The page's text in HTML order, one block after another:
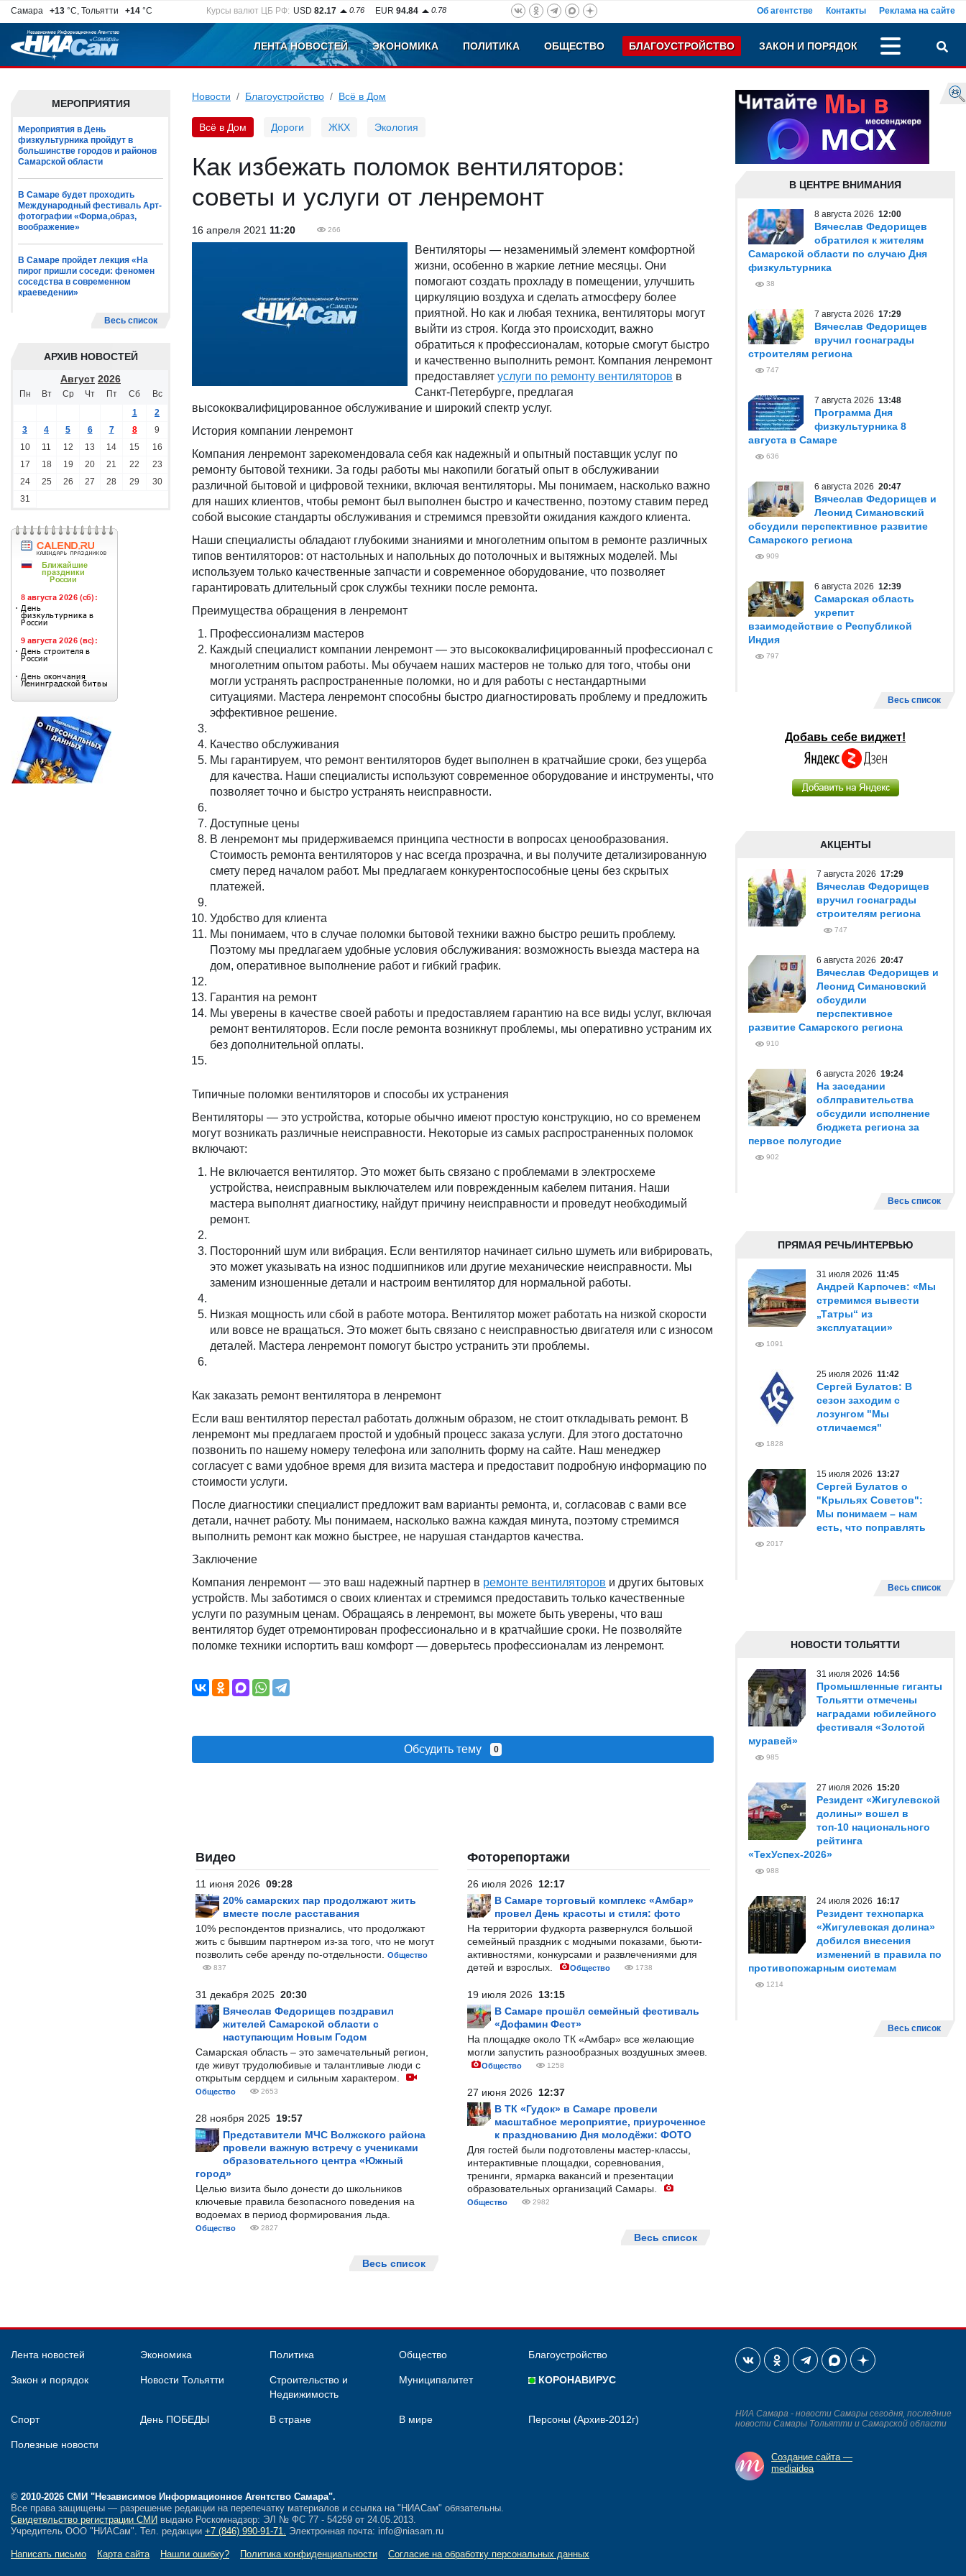
Самара +13 °C, Тольятти +14 °C Курсы валют ЦБ РФ: USD 82.17 0.76 EUR 94.84 0.78 Об агентстве Контакты Реклама на сайте
ЛЕНТА НОВОСТЕЙ ЭКОНОМИКА ПОЛИТИКА ОБЩЕСТВО БЛАГОУСТРОЙСТВО ЗАКОН И ПОРЯДОК
МЕРОПРИЯТИЯ
Мероприятия в День
физкультурника пройдут в
большинстве городов и районов
Самарской области
В Самаре будет проходить
Международный фестиваль Арт-
фотографии «Форма,образ,
воображение»
В Самаре пройдет лекция «На
пирог пришли соседи: феномен
соседства в современном
краеведении»
Весь список
АРХИВ НОВОСТЕЙ
Август 2026
Пн Вт Ср Чт Пт Сб
Вс
1
2
3
4 5 6 7 8
9
10
11 12 13 14 15
16
17
18 19 20 21 22
23
24
25 26 27 28 29
30
31
Новости Благоустройство Всё в Дом
Всё в Дом Дороги ЖКХ Экология
Как избежать поломок вентиляторов:
советы и услуги от ленремонт
16 апреля 2021 11:20 266
Вентиляторы — незаменимый элемент комфортной
жизни, особенно в жаркие летние месяцы. Они
помогают создать прохладу в помещении, улучшить
циркуляцию воздуха и сделать атмосферу более
приятной. Но как и любая техника, вентиляторы могут
выйти из строя. Когда это происходит, важно
обратиться к профессионалам, которые смогут быстро
и качественно выполнить ремонт. Компания ленремонт
предоставляет услуги по ремонту вентиляторов в
Санкт-Петербурге, предлагая
высококвалифицированное обслуживание и широкий спектр услуг.
История компании ленремонт
Компания ленремонт зарекомендовала себя как надежный и опытный поставщик услуг по
ремонту бытовой техники. За годы работы мы накопили богатый опыт в обслуживании
различной бытовой и цифровой техники, включая вентиляторы. Мы понимаем, насколько важно
для наших клиентов, чтобы ремонт был выполнен быстро и качественно, поэтому ставим перед
собой высокие стандарты обслуживания и стремимся превзойти ожидания каждого клиента.
Наши специалисты обладают глубокими знаниями и многолетним опытом в ремонте различных
типов вентиляторов: от настольных и напольных до потолочных и вытяжных моделей. Мы
используем только качественные запчасти и современное оборудование, что позволяет
гарантировать длительный срок службы техники после ремонта.
Преимущества обращения в ленремонт
Профессионализм мастеров
Каждый специалист компании ленремонт — это высококвалифицированный профессионал с
многолетним опытом работы. Мы обучаем наших мастеров не только для того, чтобы они
могли устранять распространенные поломки, но и для работы с нестандартными
ситуациями. Мастера ленремонт способны быстро диагностировать проблему и предложить
эффективное решение.
Качество обслуживания
Мы гарантируем, что ремонт вентиляторов будет выполнен в кратчайшие сроки, без ущерба
для качества. Наши специалисты используют современное оборудование и инструменты, что
позволяет точно и быстро устранять неисправности.
Доступные цены
В ленремонт мы придерживаемся принципа честности в вопросах ценообразования.
Стоимость ремонта вентиляторов у нас всегда прозрачна, и вы получите детализированную
смету перед началом работ. Мы предлагаем конкурентоспособные цены без скрытых
платежей.
Удобство для клиента
Мы понимаем, что в случае поломки бытовой техники важно быстро решить проблему.
Поэтому мы предлагаем удобные условия обслуживания: возможность выезда мастера на
дом, оперативное выполнение работ и гибкий график.
Гарантия на ремонт
Мы уверены в качестве своей работы и предоставляем гарантию на все виды услуг, включая
ремонт вентиляторов. Если после ремонта возникнут проблемы, мы оперативно устраним их
без дополнительной оплаты.
Типичные поломки вентиляторов и способы их устранения
Вентиляторы — это устройства, которые обычно имеют простую конструкцию, но со временем
могут возникать различные неисправности. Некоторые из самых распространенных поломок
включают:
Не включается вентилятор. Это может быть связано с проблемами в электросхеме
устройства, неисправным выключателем или поврежденным кабелем питания. Наши
мастера выполнят диагностику, найдут причину неисправности и проведут необходимый
ремонт.
Посторонний шум или вибрация. Если вентилятор начинает сильно шуметь или вибрировать,
это может указывать на износ подшипников или другие механические неисправности. Мы
заменим изношенные детали и настроим вентилятор для нормальной работы.
Низкая мощность или сбой в работе мотора. Вентилятор может работать на низкой скорости
или вовсе не вращаться. Это может быть связано с неисправностью двигателя или с износом
деталей. Мастера ленремонт помогут быстро устранить эти проблемы.
Как заказать ремонт вентилятора в ленремонт
Если ваш вентилятор перестал работать должным образом, не стоит откладывать ремонт. В
ленремонт мы предлагаем простой и удобный процесс заказа услуги. Для этого достаточно
позвонить по нашему номеру телефона или заполнить форму на сайте. Наш менеджер
согласует с вами удобное время для визита мастера и предоставит подробную информацию по
стоимости услуги.
После диагностики специалист предложит вам варианты ремонта, и, согласовав с вами все
детали, начнет работу. Мы понимаем, насколько важна каждая минута, поэтому стремимся
выполнить ремонт как можно быстрее, не нарушая стандартов качества.
Заключение
Компания ленремонт — это ваш надежный партнер в ремонте вентиляторов и других бытовых
устройств. Мы заботимся о своих клиентах и стремимся предоставить только качественные
услуги по разумным ценам. Обращаясь в ленремонт, вы можете быть уверены, что ваш
вентилятор будет отремонтирован профессионально и в кратчайшие сроки. Не позволяйте
поломке техники испортить ваш комфорт — доверьтесь профессионалам из ленремонт.
Обсудить тему 0
Видео
11 июня 2026 09:28
20% самарских пар продолжают жить
вместе после расставания
10% респондентов признались, что продолжают
жить с бывшим партнером из-за того, что не могут
позволить себе аренду по-отдельности.
Общество
837
31 декабря 2025 20:30
Вячеслав Федорищев поздравил
жителей Самарской области с
наступающим Новым Годом
Самарская область – это замечательный регион,
где живут трудолюбивые и талантливые люди с
открытым сердцем и сильным характером.
Общество 2653
28 ноября 2025 19:57
Представители МЧС Волжского района
провели важную встречу с учениками
образовательного центра «Южный
город»
Целью визита было донести до школьников
ключевые правила безопасного поведения на
водоемах в период формирования льда.
Общество 2827
Весь список
Фоторепортажи
26 июля 2026 12:17
В Самаре торговый комплекс «Амбар»
провел День красоты и стиля: фото
На территории фудкорта развернулся большой
семейный праздник с модными показами, бьюти-
активностями, конкурсами и развлечениями для
детей и взрослых.
Общество 1738
19 июля 2026 13:15
В Самаре прошёл семейный фестиваль
«Дофамин Фест»
На площадке около ТК «Амбар» все желающие
могли запустить разнообразных воздушных змеев.
Общество 1258
27 июня 2026 12:37
В ТК «Гудок» в Самаре провели
масштабное мероприятие, приуроченное
к празднованию Дня молодёжи: ФОТО
Для гостей были подготовлены мастер-классы,
интерактивные площадки, соревнования,
тренинги, ярмарка вакансий и презентации
образовательных организаций Самары.
Общество 2982
Весь список
В ЦЕНТРЕ ВНИМАНИЯ
8 августа 2026 12:00
Вячеслав Федорищев
обратился к жителям
Самарской области по случаю Дня
физкультурника
38
7 августа 2026 17:29
Вячеслав Федорищев
вручил госнаграды
строителям региона
747
7 августа 2026 13:48
Программа Дня
физкультурника 8
августа в Самаре
636
6 августа 2026 20:47
Вячеслав Федорищев и
Леонид Симановский
обсудили перспективное развитие
Самарского региона
909
6 августа 2026 12:39
Самарская область
укрепит
взаимодействие с Республикой
Индия
797
Весь список
Добавь себе виджет!
АКЦЕНТЫ
7 августа 2026 17:29
Вячеслав Федорищев
вручил госнаграды
строителям региона
747
6 августа 2026 20:47
Вячеслав Федорищев и
Леонид Симановский
обсудили
перспективное
развитие Самарского региона
910
6 августа 2026 19:24
На заседании
облправительства
обсудили исполнение
бюджета региона за
первое полугодие
902
Весь список
ПРЯМАЯ РЕЧЬ/ИНТЕРВЬЮ
31 июля 2026 11:45
Андрей Карпочев: «Мы
стремимся вывести
„Татры“ из
эксплуатации»
1091
25 июля 2026 11:42
Сергей Булатов: В
сезон заходим с
лозунгом "Мы
отличаемся"
1828
15 июля 2026 13:27
Сергей Булатов о
"Крыльях Советов":
Мы понимаем – нам
есть, что поправлять
2017
Весь список
НОВОСТИ ТОЛЬЯТТИ
31 июля 2026 14:56
Промышленные гиганты
Тольятти отмечены
наградами юбилейного
фестиваля «Золотой
муравей»
985
27 июля 2026 15:20
Резидент «Жигулевской
долины» вошел в
топ-10 национального
рейтинга
«ТехУспех-2026»
988
24 июля 2026 16:17
Резидент технопарка
«Жигулевская долина»
добился внесения
изменений в правила по
противопожарным системам
1214
Весь список
Лента новостей Экономика Политика Общество Благоустройство
Закон и порядок Новости Тольятти
Строительство и
Недвижимость
Муниципалитет КОРОНАВИРУС
Спорт День ПОБЕДЫ В стране В мире Персоны (Архив-2012г)
Полезные новости
© 2010-2026 СМИ "Независимое Информационное Агентство Самара".
Все права защищены — разрешение редакции на перепечатку материалов и ссылка на "НИАСам" обязательны.
Свидетельство регистрации СМИ выдано Роскомнадзор: ЭЛ № ФС 77 - 54259 от 24.05.2013.
Учредитель ООО "НИАСам". Тел. редакции +7 (846) 990-91-71. Электронная почта: info@niasam.ru
Написать письмо Карта сайта Нашли ошибку? Политика конфиденциальности
Согласие на обработку персональных данных
НИА Самара - новости Самары сегодня, последние
новости Самары Тольятти и Самарской области
Создание сайта —
mediaidea